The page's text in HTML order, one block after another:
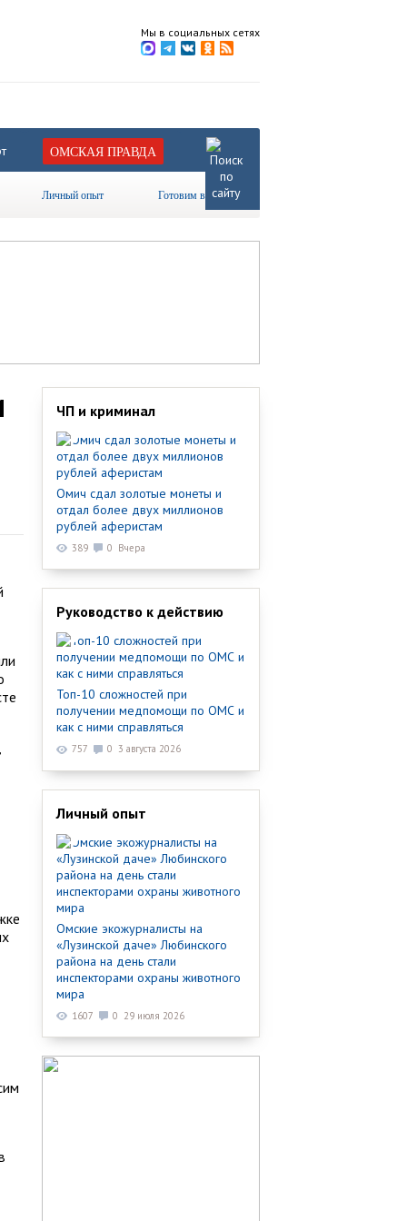
Мы в социальных сетях
ОМСКАЯ ПРАВДА
Личный опыт Готовим вместе
ЧП и криминал
Омич сдал золотые монеты и
отдал более двух миллионов
рублей аферистам
389 0 Вчера
Руководство к действию
Топ-10 сложностей при
получении медпомощи по ОМС и
как с ними справляться
757 0 3 августа 2026
Личный опыт
Омские экожурналисты на
«Лузинской даче» Любинского
района на день стали
инспекторами охраны животного
мира
1607 0 29 июля 2026